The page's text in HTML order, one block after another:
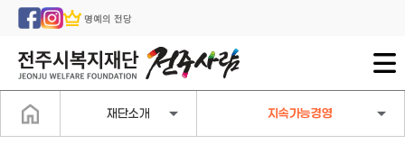
명예의 전당
재단소개 지속가능경영